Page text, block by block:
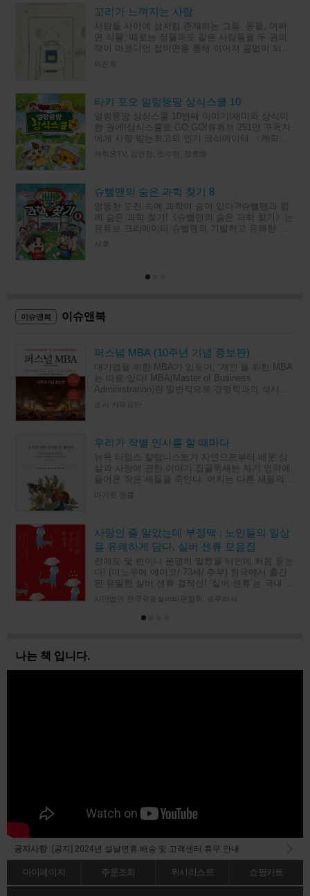
꼬리가 느껴지는 사람
사람들 사이에 섬처럼 존재하는 그들. 동물, 어쩌
면 식물, 때로는 정물과도 같은 사람들을 두 권의
책이 아코디언 접이면을 통해 이어져 끝없이 되풀
이진희
타키 포오 얼렁뚱땅 상식스쿨 10
얼렁뚱땅 상싱스쿨 10번째 이야기!재미와 상식이
한 권에!상식스쿨로 GO GO!유튜브 251만 구독자
에게 사랑 받는최고의 인기 크리에이터 〈캐릭온
TV〉의초등 상식 학습 스토리북 10번째 이야기!허
캐릭온TV, 김언정, 조수현, 정효해
슈뻘맨의 숨은 과학 찾기 8
엉뚱한 도전 속에 과학이 숨어 있다?!슈뻘맨과 함
께 숨은 과학 찾기!《슈뻘맨의 숨은 과학 찾기》는
유튜브 크리에이터 슈뻘맨의 기발하고 유쾌한 도
전을 함께하며, 그 속에 숨은 과학 원리와 상식을
서후
이슈앤북 이슈앤북
퍼스널 MBA (10주년 기념 증보판)
대기업을 위한 MBA가 있듯이, ‘개인’을 위한 MBA
는 따로 있다! MBA(Master of Business
Administration)란 일반적으로 경영학과의 석사 과
조시 카우프만
우리가 작별 인사를 할 때마다
뉴욕 타임스 칼럼니스트가 자연으로부터 배운 상
실과 사랑에 관한 이야기 집굴뚝새는 자기 영역에
들어온 작은 새들을 죽인다. 어치는 다른 새들의
새끼를 잡아먹는다. 시인이자 수필가인 마거릿 렌
클이 관찰한 미국 남
마거릿 렌클
사랑인 줄 알았는데 부정맥 : 노인들의 일상
을 유쾌하게 담다. 실버 센류 모음집
전에도 몇 번이나 분명히 말했을 터인데 처음 듣는
다! (이노우에 에이코/ 73세/ 주부) 한국에서 출간
된 유일한 실버 센류 걸작선! ‘실버 센류’는 국내 인
터넷의 블로그나 트위터, 커뮤니티에 자주 오
사단법인 전국유료실버타운협회, 포푸라샤
나는 책 입니다.
공지사항 [공지] 2024년 설날연휴 배송 및 고객센터 휴무 안내
마이페이지 주문조회 위시리스트 쇼핑카트